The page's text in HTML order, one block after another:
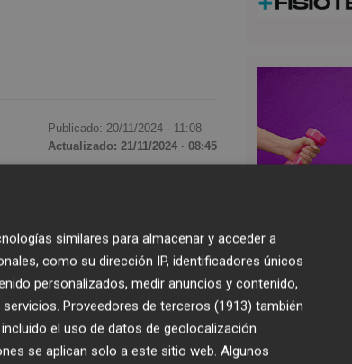
Publicado: 20/11/2024 · 11:08
Actualizado: 21/11/2024 · 08:45
ni químicos -además
de los productos
locales artesanales
su segundo local en
la Nueva Condomina.
similares para almacenar y acceder a
como su dirección IP, identificadores únicos
personalizados, medir anuncios y contenido,
Proveedores de terceros (1913) también
el uso de datos de geolocalización
se aplican solo a este sitio web. Algunos